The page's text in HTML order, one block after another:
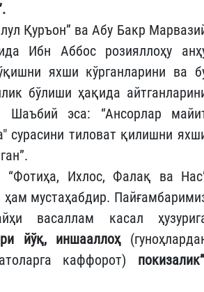
Қуръон” ва Абу Бакр
Ибн Аббос розияллоҳу
яхши кўрганларини ва
бўлиши ҳақида
Шаъбий эса: “Ансорлар
сурасини тиловат қилишни
“Фотиҳа, Ихлос, Фалақ ва
ҳам мустаҳабдир.
васаллам касал
йўқ, иншааллоҳ
каффорот) покизалик”